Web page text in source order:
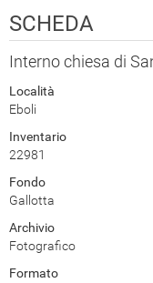
SCHEDA
Interno chiesa di
Località
Eboli
Inventario
22981
Fondo
Gallotta
Archivio
Fotografico
Formato